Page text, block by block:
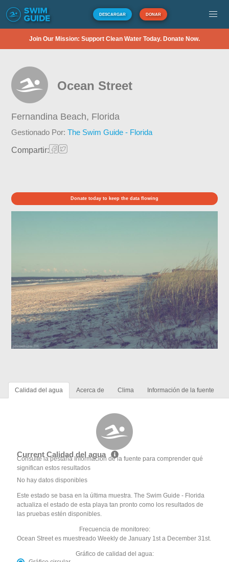
DESCARGAR DONAR
Join Our Mission: Support Clean Water Today. Donate Now.
Ocean Street
Fernandina Beach, Florida
Gestionado Por:The Swim Guide - Florida
Compartir:
Donate today to keep the data flowing
Calidad del agua Acerca de Clima Información de la fuente
Current Calidad del agua
Consulte la pestaña Información de la fuente para comprender qué
significan estos resultados
No hay datos disponibles
Este estado se basa en la última muestra. The Swim Guide - Florida
actualiza el estado de esta playa tan pronto como los resultados de
las pruebas estén disponibles.
Frecuencia de monitoreo:
Ocean Street es muestreado Weekly de January 1st a December 31st.
Gráfico de calidad del agua: